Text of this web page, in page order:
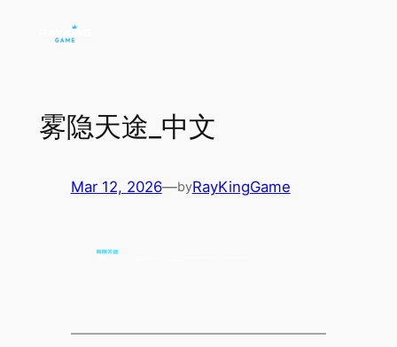
雾隐天途_中文
Mar 12, 2026—byRayKingGame